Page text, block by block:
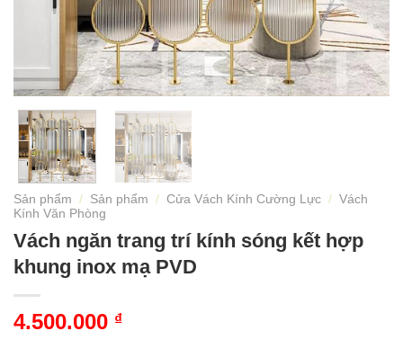
Sản phẩm / Sản phẩm / Cửa Vách Kính Cường Lực / Vách
Kính Văn Phòng
Vách ngăn trang trí kính sóng kết hợp
khung inox mạ PVD
4.500.000 ₫